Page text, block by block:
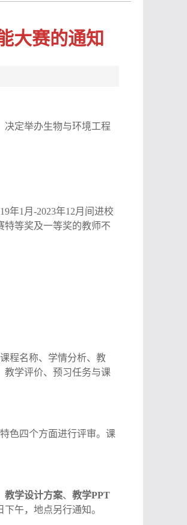
大赛的通知
决定举办生物与环境工程
9年1月-2023年12月间 进校
特等奖及一等奖的教师不
程名称、学情分析、教
教学评价、预习任务与课
色四个方面进行评审。课
教学设计方案、 教学PPT
下午，地点另行通知。